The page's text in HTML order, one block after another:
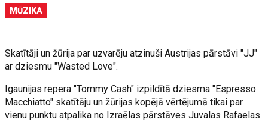
MŪZIKA
Skatītāji un žūrija par uzvarēju atzinuši Austrijas pārstāvi "JJ"
ar dziesmu "Wasted Love".
Igaunijas repera "Tommy Cash" izpildītā dziesma "Espresso
Macchiatto" skatītāju un žūrijas kopējā vērtējumā tikai par
vienu punktu atpalika no Izraēlas pārstāves Juvalas Rafaelas